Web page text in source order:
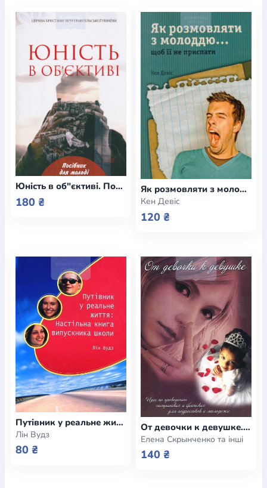
Юність в об"єктиві. Посібник для молоді
180 ₴
Як розмовляти з молоддю, щоб її не приспати
Кен Девіс
120 ₴
Путівник у реальне життя: настільна книга випускника школи
Лін Вудз
80 ₴
От девочки к девушке. Идеи по проведению сестринских и братских для подростков и молодежи
Елена Скрынченко та інші
140 ₴